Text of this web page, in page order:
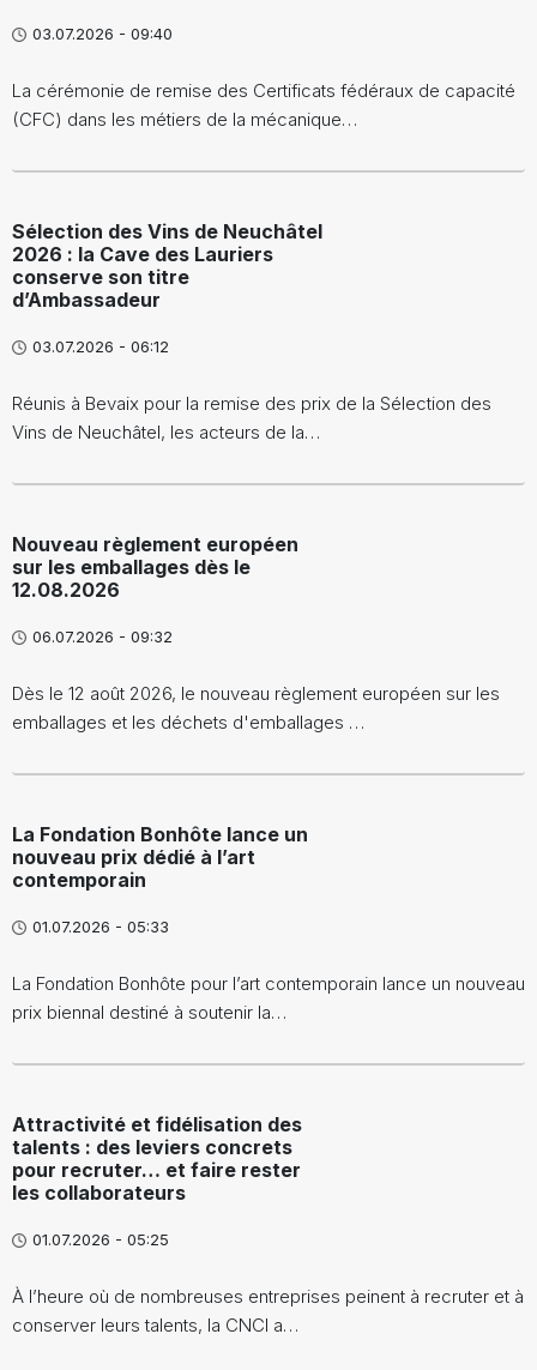
03.07.2026 - 09:40
La cérémonie de remise des Certificats fédéraux de capacité
(CFC) dans les métiers de la mécanique…
Sélection des Vins de Neuchâtel
2026 : la Cave des Lauriers
conserve son titre
d’Ambassadeur
03.07.2026 - 06:12
Réunis à Bevaix pour la remise des prix de la Sélection des
Vins de Neuchâtel, les acteurs de la…
Nouveau règlement européen
sur les emballages dès le
12.08.2026
06.07.2026 - 09:32
Dès le 12 août 2026, le nouveau règlement européen sur les
emballages et les déchets d'emballages …
La Fondation Bonhôte lance un
nouveau prix dédié à l’art
contemporain
01.07.2026 - 05:33
La Fondation Bonhôte pour l’art contemporain lance un nouveau
prix biennal destiné à soutenir la…
Attractivité et fidélisation des
talents : des leviers concrets
pour recruter… et faire rester
les collaborateurs
01.07.2026 - 05:25
À l’heure où de nombreuses entreprises peinent à recruter et à
conserver leurs talents, la CNCI a…